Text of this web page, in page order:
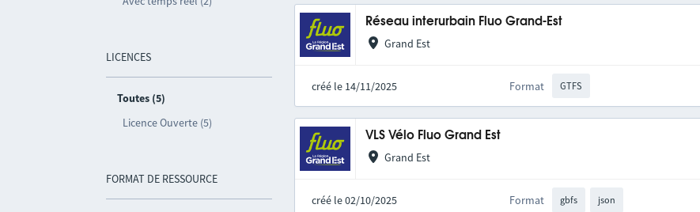
LICENCES
Toutes (5)
Licence Ouverte (5)
FORMAT DE RESSOURCE
Réseau interurbain Fluo Grand-Est
Grand Est
créé le 14/11/2025 Format GTFS
VLS Vélo Fluo Grand Est
Grand Est
créé le 02/10/2025 Format gbfs json